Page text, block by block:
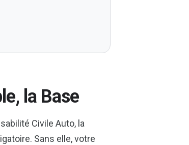
la Base
Civile Auto, la
Sans elle, votre